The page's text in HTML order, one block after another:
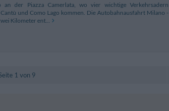
der Piazza Camerlata, wo vier wichtige Verkehrsadern
und Como Lago kommen. Die Autobahnausfahrt Milano -
Kilometer ent...
1 von 9